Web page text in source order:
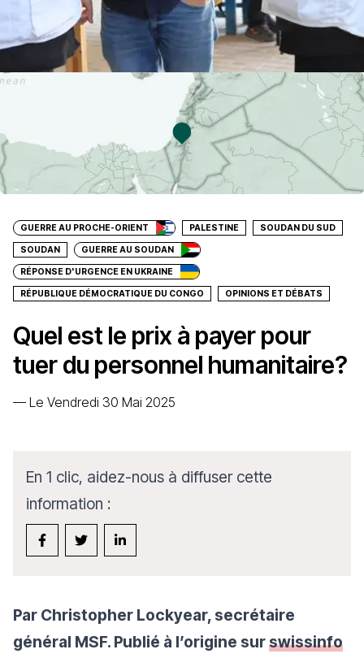
GUERRE AU PROCHE-ORIENT PALESTINE SOUDAN DU SUD
SOUDAN GUERRE AU SOUDAN
RÉPONSE D'URGENCE EN UKRAINE
RÉPUBLIQUE DÉMOCRATIQUE DU CONGO OPINIONS ET DÉBATS
Quel est le prix à payer pour
tuer du personnel humanitaire?
— Le Vendredi 30 Mai 2025
En 1 clic, aidez-nous à diffuser cette
information :
Par Christopher Lockyear, secrétaire
général MSF. Publié à l’origine surswissinfo